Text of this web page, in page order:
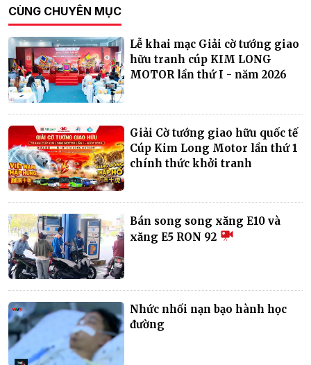
CÙNG CHUYÊN MỤC
Lễ khai mạc Giải cờ tướng giao
hữu tranh cúp KIM LONG
MOTOR lần thứ I - năm 2026
Giải Cờ tướng giao hữu quốc tế
Cúp Kim Long Motor lần thứ 1
chính thức khởi tranh
Bán song song xăng E10 và
xăng E5 RON 92
Nhức nhối nạn bạo hành học
đường